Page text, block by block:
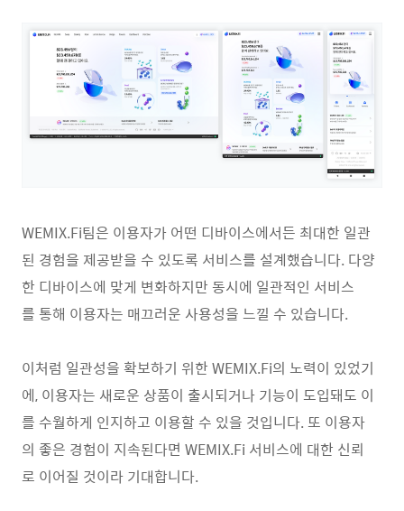
WEMIX.Fi팀은 이용자가 어떤 디바이스에서든 최대한 일관
된 경험을 제공받을 수 있도록 서비스를 설계했습니다. 다양
한 디바이스에 맞게 변화하지만 동시에 일관적인 서비스
를 통해 이용자는 매끄러운 사용성을 느낄 수 있습니다.
이처럼 일관성을 확보하기 위한 WEMIX.Fi의 노력이 있었기
에, 이용자는 새로운 상품이 출시되거나 기능이 도입돼도 이
를 수월하게 인지하고 이용할 수 있을 것입니다. 또 이용자
의 좋은 경험이 지속된다면 WEMIX.Fi 서비스에 대한 신뢰
로 이어질 것이라 기대합니다.